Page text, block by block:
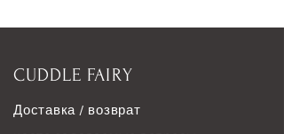
CUDDLE FAIRY
Доставка / возврат